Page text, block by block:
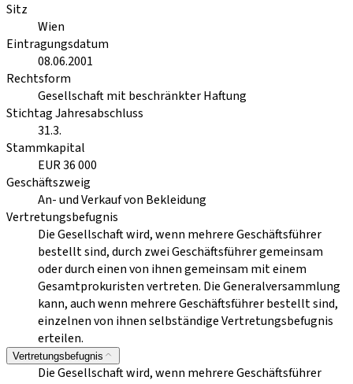
Sitz
Wien
Eintragungsdatum
08.06.2001
Rechtsform
Gesellschaft mit beschränkter Haftung
Stichtag Jahresabschluss
31.3.
Stammkapital
EUR 36 000
Geschäftszweig
An- und Verkauf von Bekleidung
Vertretungsbefugnis
Die Gesellschaft wird, wenn mehrere Geschäftsführer
bestellt sind, durch zwei Geschäftsführer gemeinsam
oder durch einen von ihnen gemeinsam mit einem
Gesamtprokuristen vertreten. Die Generalversammlung
kann, auch wenn mehrere Geschäftsführer bestellt sind,
einzelnen von ihnen selbständige Vertretungsbefugnis
erteilen.
Vertretungsbefugnis
Die Gesellschaft wird, wenn mehrere Geschäftsführer